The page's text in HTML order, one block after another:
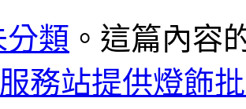
分類 。這篇內容
務站提供燈飾